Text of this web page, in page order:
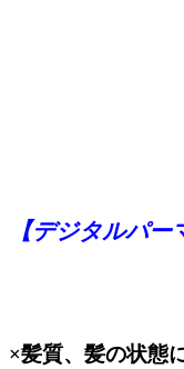
【デジタルパー
×髪質、髪の状態